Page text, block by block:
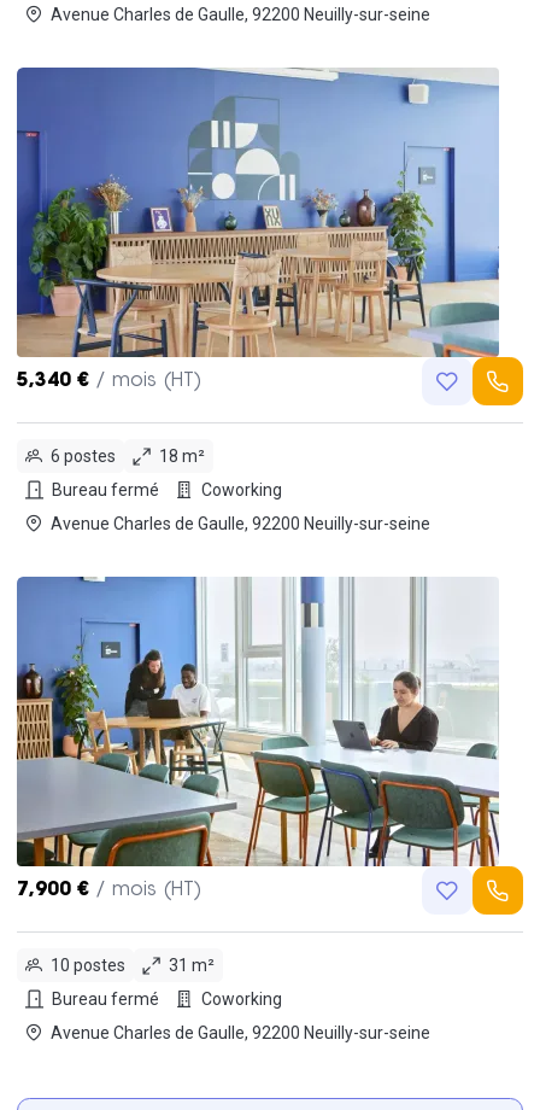
Avenue Charles de Gaulle, 92200 Neuilly-sur-seine
5,340 € / mois (HT)
6 postes
18 m²
Bureau fermé
Coworking
Avenue Charles de Gaulle, 92200 Neuilly-sur-seine
7,900 € / mois (HT)
10 postes
31 m²
Bureau fermé
Coworking
Avenue Charles de Gaulle, 92200 Neuilly-sur-seine